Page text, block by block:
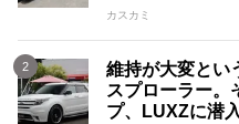
カスカミ
維持が大変とい
スプローラー。
プ、LUXZに潜